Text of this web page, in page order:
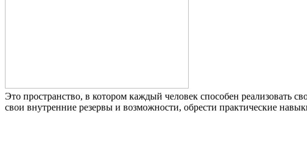
Это пространство, в котором каждый человек способен реализовать
свои внутренние резервы и возможности, обрести практические